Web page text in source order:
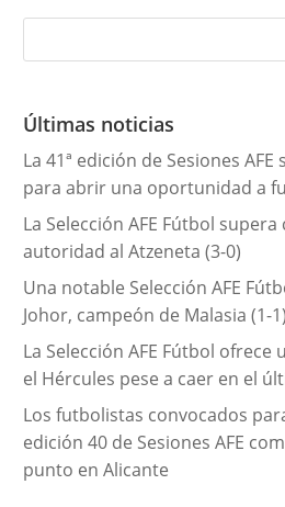
g
r
a
s
Últimas noticias
La 41ª edición de Sesiones
para abrir una oportunidad a
La Selección AFE Fútbol
autoridad al Atzeneta (3-0)
Una notable Selección AFE
Johor, campeón de Malasia (1-1)
La Selección AFE Fútbol
el Hércules pese a caer en el
Los futbolistas convocados
edición 40 de Sesiones AFE
punto en Alicante